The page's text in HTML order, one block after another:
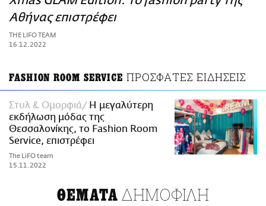
ΑΜΠΑ
PRINT
Αθήνας επιστρέφει
THE LIFO TEAM
16.12.2022
FASHION ROOM SERVICE ΠΡΟΣΦΑΤΕΣ ΕΙΔΗΣΕΙΣ
Στυλ & Ομορφιά
Η μεγαλύτερη
εκδήλωση μόδας της
Θεσσαλονίκης, το Fashion Room
Service, επιστρέφει
The LiFO team
15.11.2022
ΘΕΜΑΤΑ ΔΗΜΟΦΙΛΗ